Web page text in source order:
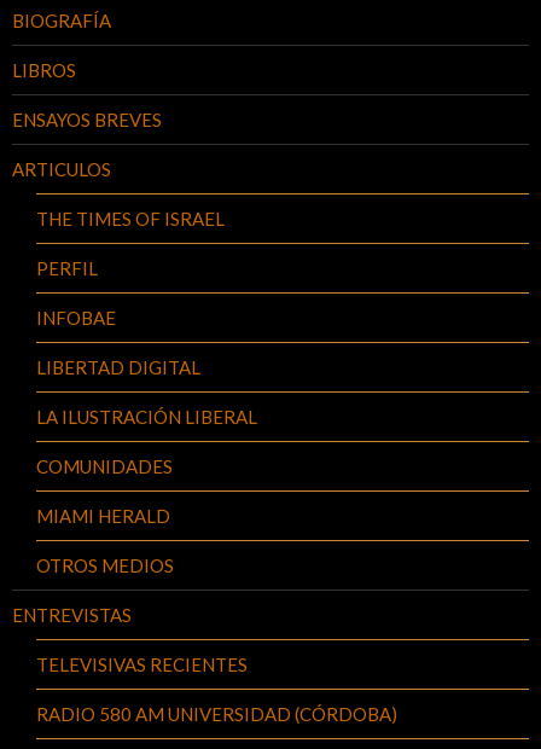
BIOGRAFÍA
LIBROS
ENSAYOS BREVES
ARTICULOS
THE TIMES OF ISRAEL
PERFIL
INFOBAE
LIBERTAD DIGITAL
LA ILUSTRACIÓN LIBERAL
COMUNIDADES
MIAMI HERALD
OTROS MEDIOS
ENTREVISTAS
TELEVISIVAS RECIENTES
RADIO 580 AM UNIVERSIDAD (CÓRDOBA)